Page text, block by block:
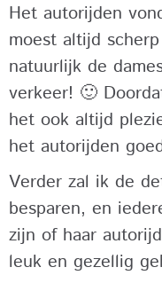
Het autorijden
moest altijd
natuurlijk de
verkeer! 🙂
het ook altijd
het autorijden
Verder zal ik de
besparen, en
zijn of haar
leuk en gezellig